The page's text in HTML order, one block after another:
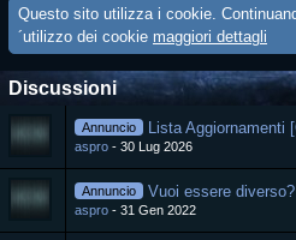
Questo sito utilizza i cookie.
´utilizzo dei cookie maggiori dettagli
Discussioni
Annuncio Lista Aggiornamenti
aspro 30 Lug 2026
Annuncio Vuoi essere
aspro 31 Gen 2022